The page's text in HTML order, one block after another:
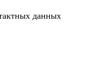
данных